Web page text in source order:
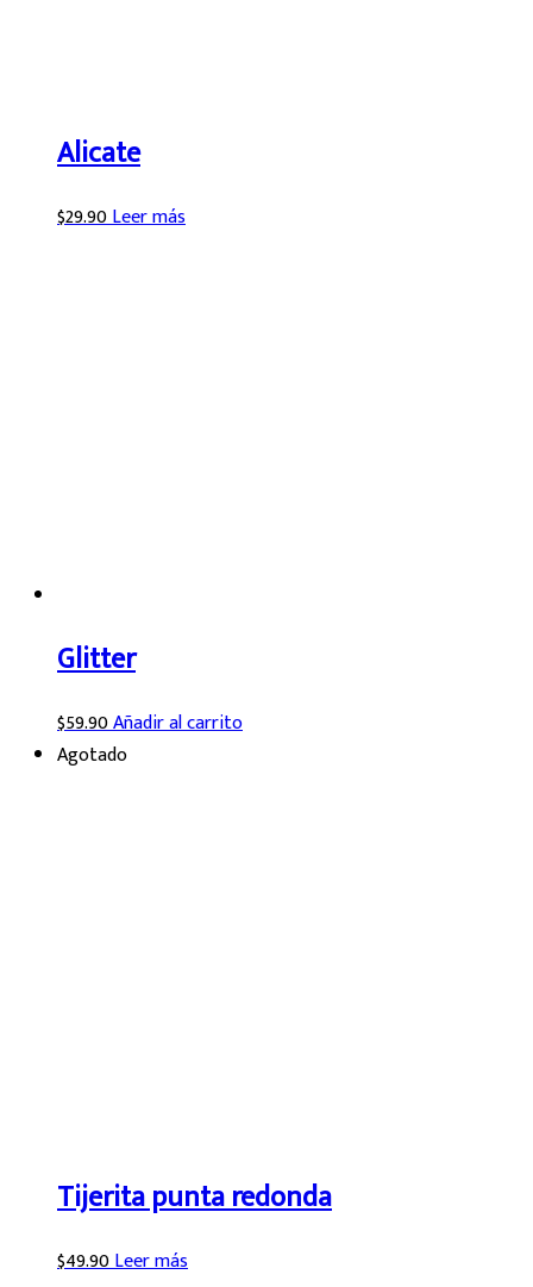
Alicate
$29.90Leer más
Glitter
$59.90Añadir al carrito
Agotado
Tijerita punta redonda
$49.90Leer más